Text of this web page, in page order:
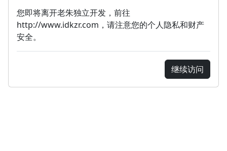
您即将离开老朱独立开发，前往
http://www.idkzr.com，请注意您的个人隐私和财产
安全。
继续访问